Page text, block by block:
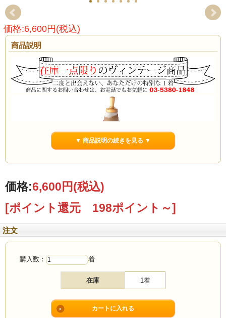
価格:6,600円(税込)
商品説明
▼ 商品説明の続きを見る ▼
価格:6,600円(税込)
[ポイント還元 198ポイント～]
注文
購入数： 着
在庫 1着